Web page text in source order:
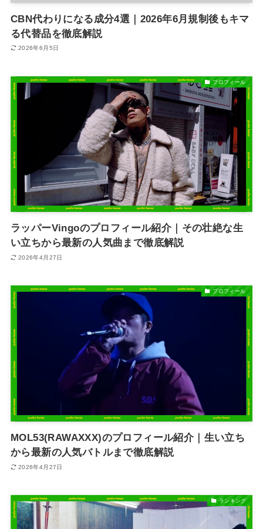
CBN代わりになる成分4選｜2026年6月規制後もキマ
る代替品を徹底解説
2026年6月5日
プロフィール
ラッパーVingoのプロフィール紹介｜その壮絶な生
い立ちから最新の人気曲まで徹底解説
2026年4月27日
プロフィール
MOL53(RAWAXXX)のプロフィール紹介｜生い立ち
から最新の人気バトルまで徹底解説
2026年4月27日
ランキング